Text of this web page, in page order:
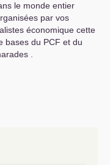
le monde entier
par vos
économique cette
bases du PCF et du
.